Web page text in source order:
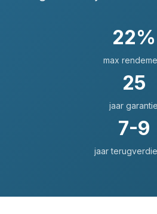
22%
max
25
jaar garantie
7-9
jaar